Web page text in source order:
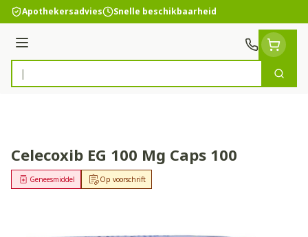
Ga naar de inhoud
Apothekersadvies Snelle beschikbaarheid
Menu
Product, merk, categorie...
Zoek
Celecoxib EG 100 Mg Caps 100
Op voorschrift
Geneesmiddel